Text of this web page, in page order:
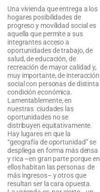
Una vivienda que entrega a los
hogares posibilidades de
progreso y movilidad social es
aquella que permite a sus
integrantes acceso a
oportunidades de trabajo, de
salud, de educación, de
recreación de mayor calidad y,
muy importante, de interacción
social con personas de distinta
condición económica.
Lamentablemente, en
nuestras ciudades las
oportunidades no se
distribuyen equitativamente.
Hay lugares en que la
“geografía de oportunidad” se
despliega en forma más densa
y rica –en gran parte porque en
ellos habitan las personas de
más ingresos– y otros que
resultan ser la cara opuesta.